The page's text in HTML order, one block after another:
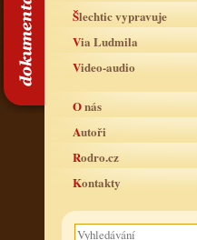
Šlechtic vypravuje
Via Ludmila
Video-audio
O nás
Autoři
Rodro.cz
Kontakty